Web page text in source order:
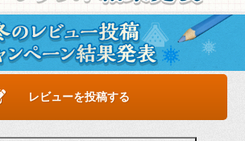
レビューを投稿する